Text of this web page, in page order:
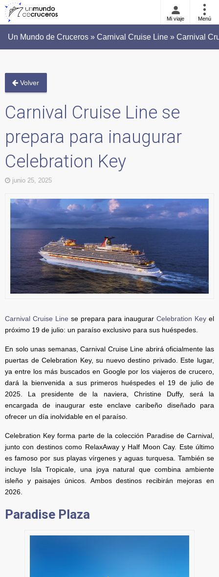
Mi viaje Menú
Un Mundo de Cruceros » Carnival Cruise Line » Carnival
Volver
Carnival Cruise Line se
prepara para inaugurar
Celebration Key
junio 25, 2025
Carnival Cruise Line se prepara para inaugurar Celebration Key el
próximo 19 de julio: un paraíso exclusivo para sus huéspedes.
En solo unas semanas, Carnival Cruise Line abrirá oficialmente las
puertas de Celebration Key, su nuevo destino privado. Este lugar,
ya entre los más buscados en Google por los viajeros de crucero,
dará la bienvenida a sus primeros huéspedes el 19 de julio de
2025. La presidente de la naviera, Christine Duffy, será la
encargada de inaugurar este enclave caribeño diseñado para
ofrecer un día inolvidable en el paraíso.
Celebration Key forma parte de la colección Paradise de Carnival,
junto con destinos como RelaxAway y Half Moon Cay. Este último
es famoso por sus playas vírgenes y aguas turquesa. También se
incluye Isla Tropicale, una joya natural que combina ambiente
isleño y paisajes únicos. Ambos destinos recibirán mejoras en
2026.
Paradise Plaza